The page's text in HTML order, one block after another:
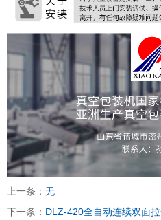
上一条： 无
下一条： DLZ-420全自动连续双面